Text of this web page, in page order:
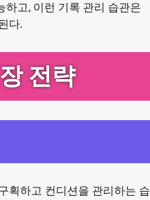
하고, 이런 기록 관리 습관은
다.
전략
획하고 컨디션을 관리하는 습